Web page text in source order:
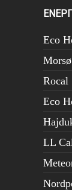
Eco
Morsø
Rocal
Eco
LL